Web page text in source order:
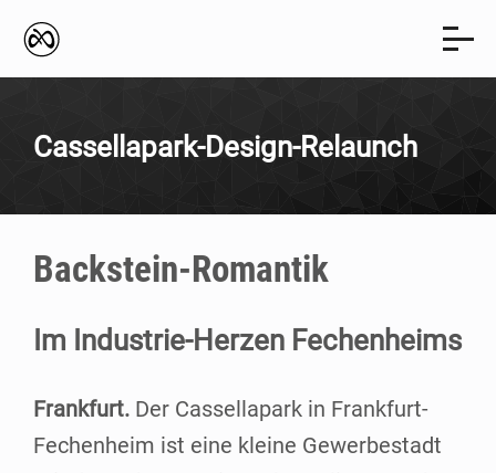
Cas­­sel­la­­park-Design-Relaunch
Back­stein-Roman­­tik
Im Indus­­trie-Her­­zen Fechenheims
Frank­furt. Der Cas­sel­la­park in Fran­k­­furt-
Fechen­heim ist eine klei­ne Gewer­be­stadt